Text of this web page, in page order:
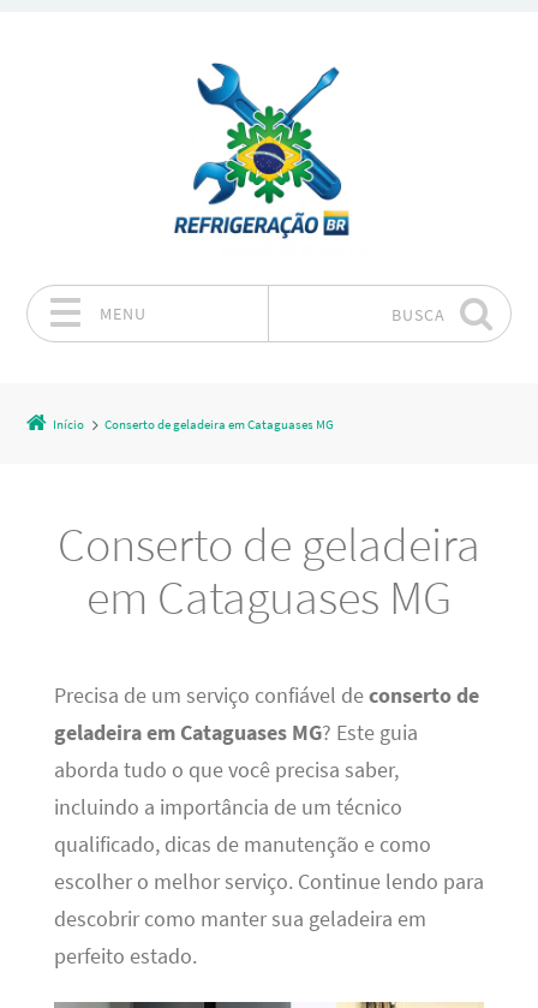
MENU BUSCA
Início Conserto de geladeira em Cataguases MG
Conserto de geladeira
em Cataguases MG
Precisa de um serviço confiável deconserto de
geladeira em Cataguases MG? Este guia
aborda tudo o que você precisa saber,
incluindo a importância de um técnico
qualificado, dicas de manutenção e como
escolher o melhor serviço. Continue lendo para
descobrir como manter sua geladeira em
perfeito estado.